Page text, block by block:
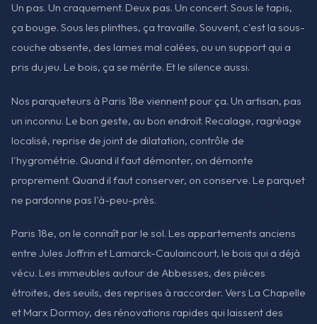
Un pas. Un craquement. Deux pas. Un concert. Sous le tapis,
ça bouge. Sous les plinthes, ça travaille. Souvent, c'est la sous-
couche absente, des lames mal calées, ou un support qui a
pris du jeu. Le bois, ça se mérite. Et le silence aussi.
Nos parqueteurs à Paris 18e viennent pour ça. Un artisan, pas
un inconnu. Le bon geste, au bon endroit. Recalage, ragréage
localisé, reprise de joint de dilatation, contrôle de
l'hygrométrie. Quand il faut démonter, on démonte
proprement. Quand il faut conserver, on conserve. Le parquet
ne pardonne pas l'à-peu-près.
Paris 18e, on le connaît par le sol. Les appartements anciens
entre Jules Joffrin et Lamarck-Caulaincourt, le bois qui a déjà
vécu. Les immeubles autour de Abbesses, des pièces
étroites, des seuils, des reprises à raccorder. Vers La Chapelle
et Marx Dormoy, des rénovations rapides qui laissent des